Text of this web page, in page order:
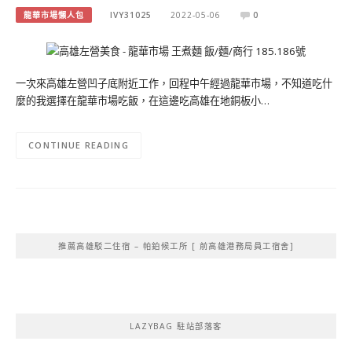
龍華市場懶人包 IVY31025 2022-05-06 0
一次來高雄左營凹子底附近工作，回程中午經過龍華市場，不知道吃什
麼的我選擇在龍華市場吃飯，在這邊吃高雄在地銅板小…
CONTINUE READING
推薦高雄駁二住宿 – 帕鉑候工所 [ 前高雄港務局員工宿舍]
LAZYBAG 駐站部落客